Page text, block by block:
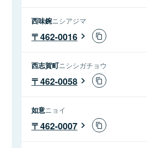
西味鋺ニシアジマ
462-0016
西志賀町ニシシガチョウ
462-0058
如意ニョイ
462-0007